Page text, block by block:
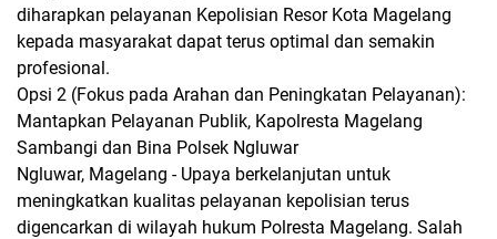
diharapkan pelayanan Kepolisian Resor Kota Magelang
kepada masyarakat dapat terus optimal dan semakin
profesional.
Opsi 2 (Fokus pada Arahan dan Peningkatan Pelayanan):
Mantapkan Pelayanan Publik, Kapolresta Magelang
Sambangi dan Bina Polsek Ngluwar
Ngluwar, Magelang - Upaya berkelanjutan untuk
meningkatkan kualitas pelayanan kepolisian terus
digencarkan di wilayah hukum Polresta Magelang. Salah